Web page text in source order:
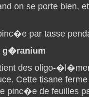
on se porte bien,
par tasse
g�ranium
des oligo-
Cette tisane
pinc�e de feuilles